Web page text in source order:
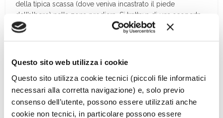
Questo sito web utilizza i cookie
Questo sito utilizza cookie tecnici (piccoli file informatici
necessari alla corretta navigazione) e, solo previo
consenso dell’utente, possono essere utilizzati anche
cookie non tecnici, in particolare possono essere
della tipica scassa (dove veniva incastrato il piede
dell’albero) nella zona prodiera. Si trattava di una scoperta
importantissima: per la prima volta veniva individuato un
proti del celebre arsenale della Serenissima. […]